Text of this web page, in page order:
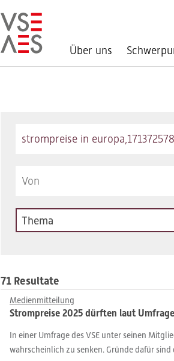
Über uns
Thema
71 Resultate
Medienmitteilung
Strompreise 2025 dürften laut Umfrage
In einer Umfrage des VSE unter seinen
wahrscheinlich zu senken. Gründe dafür